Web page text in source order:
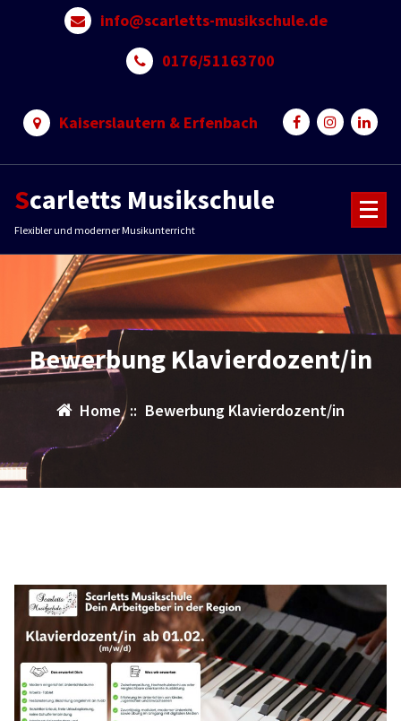
info@scarletts-musikschule.de
0176/51163700
Kaiserslautern & Erfenbach
Scarletts Musikschule
Flexibler und moderner Musikunterricht
Bewerbung Klavierdozent/in
Home :: Bewerbung Klavierdozent/in